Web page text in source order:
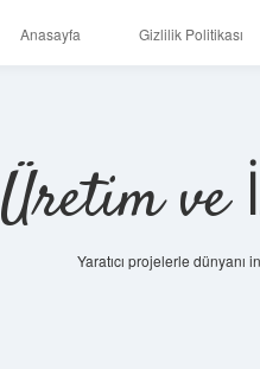
Anasayfa Gizlilik Politikası
Üretim ve
Yaratıcı projelerle dünyanı